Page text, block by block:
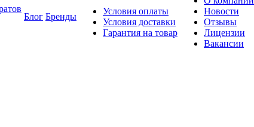
Блог Бренды
Условия оплаты
Условия доставки
Гарантия на товар
Новости
Отзывы
Лицензии
Вакансии